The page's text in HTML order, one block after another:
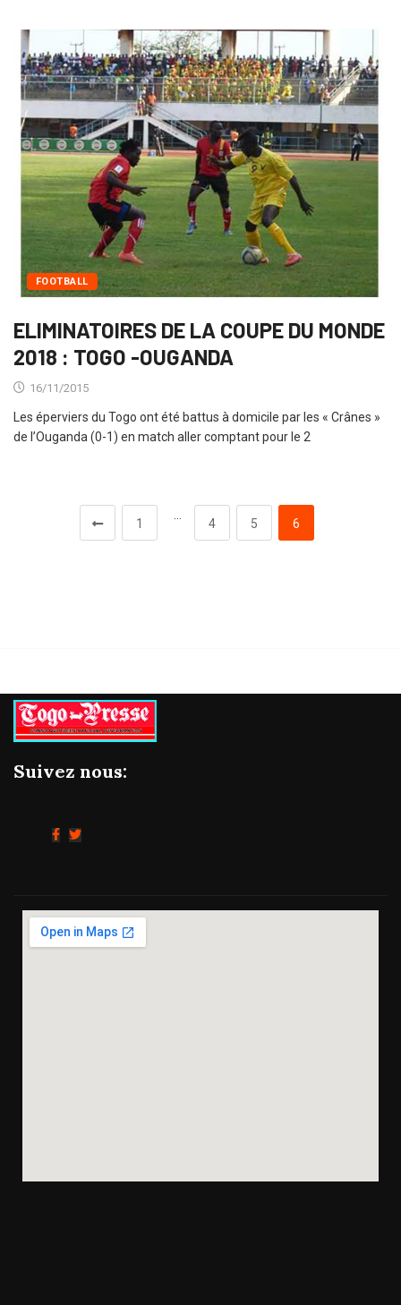
FOOTBALL
ELIMINATOIRES DE LA COUPE DU MONDE
2018 : TOGO -OUGANDA
16/11/2015
Les éperviers du Togo ont été battus à domicile par les « Crânes »
de l’Ouganda (0-1) en match aller comptant pour le 2
1
…
4 5 6
Suivez nous: